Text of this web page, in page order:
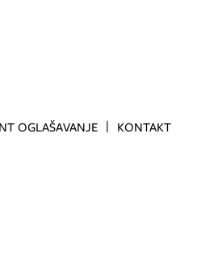
OGLAŠAVANJE KONTAKT